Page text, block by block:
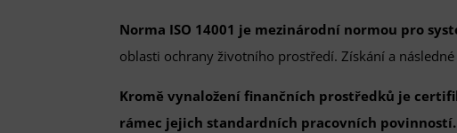
Norma ISO 14001 je mezinárodní normou pro
oblasti ochrany životního prostředí. Získání a
Kromě vynaložení finančních prostředků je
rámec jejich standardních pracovních povinností.